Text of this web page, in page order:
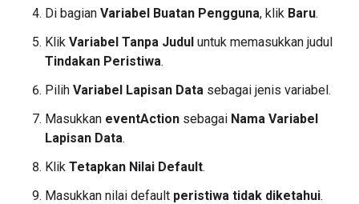
Di bagian Variabel Buatan Pengguna, klik Baru.
Klik Variabel Tanpa Judul untuk memasukkan judul
Tindakan Peristiwa.
Pilih Variabel Lapisan Data sebagai jenis variabel.
Masukkan eventAction sebagai Nama Variabel
Lapisan Data.
Klik Tetapkan Nilai Default.
Masukkan nilai default peristiwa tidak diketahui.